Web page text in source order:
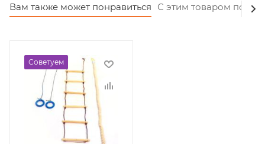
Вам также может понравиться С этим товаром
Советуем